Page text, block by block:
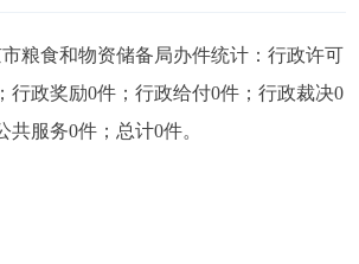
市粮食和物资储备局办件统计：行政许可
行政奖励0件；行政给付0件；行政裁决0
服务0件；总计0件。